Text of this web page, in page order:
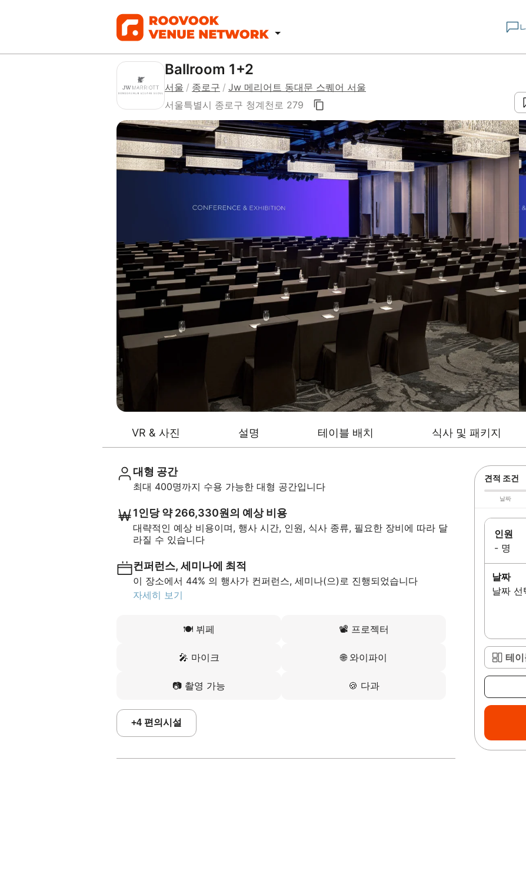
Ballroom 1+2
서울 / 종로구 / Jw 메리어트 동대문 스퀘어 서울
서울특별시 종로구 청계천로 279
VR & 사진 설명 테이블 배치 식사 및 패키지
대형 공간
최대 400명까지 수용 가능한 대형 공간입니다
1인당 약 266,330원의 예상 비용
대략적인 예상 비용이며, 행사 시간, 인원, 식사 종류, 필요한 장비에 따라 달
라질 수 있습니다
컨퍼런스, 세미나에 최적
이 장소에서 44% 의 행사가 컨퍼런스, 세미나(으)로 진행되었습니다
자세히 보기
🍽️ 뷔페 📽️ 프로젝터
🎤 마이크 🌐 와이파이
📷 촬영 가능 🍪 다과
+4 편의시설
견적 조건
날짜
인원
- 명
날짜
날짜 선
테